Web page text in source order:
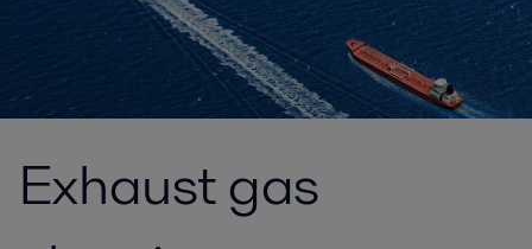
Exhaust gas